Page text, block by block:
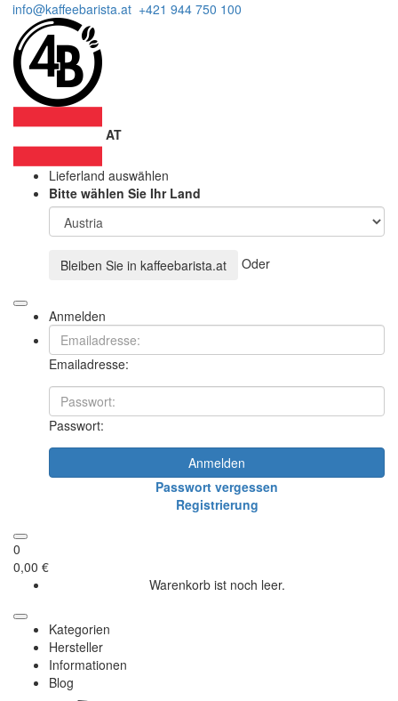
info@kaffeebarista.at +421 944 750 100
AT
Lieferland auswählen
Bitte wählen Sie Ihr Land
Bleiben Sie in kaffeebarista.at Oder
Anmelden
Emailadresse:
Passwort:
Anmelden
Passwort vergessen
Registrierung
0
0,00 €
Warenkorb ist noch leer.
Kategorien
Hersteller
Informationen
Blog